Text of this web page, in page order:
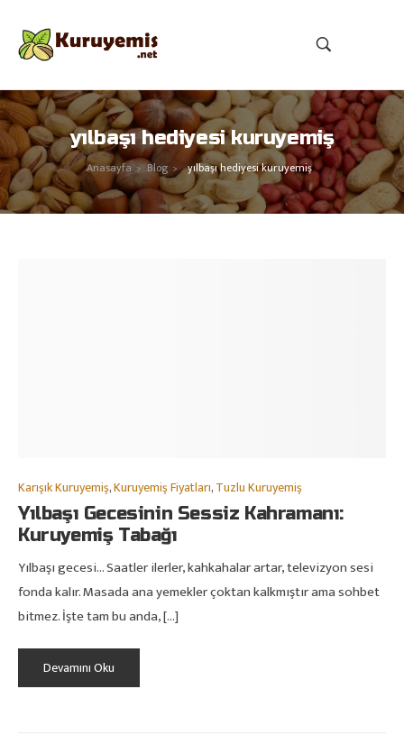
yılbaşı hediyesi kuruyemiş
Anasayfa > Blog > yılbaşı hediyesi kuruyemiş
Karışık Kuruyemiş,Kuruyemiş Fiyatları,Tuzlu Kuruyemiş
Yılbaşı Gecesinin Sessiz Kahramanı:
Kuruyemiş Tabağı
Yılbaşı gecesi… Saatler ilerler, kahkahalar artar, televizyon sesi
fonda kalır. Masada ana yemekler çoktan kalkmıştır ama sohbet
bitmez. İşte tam bu anda, […]
Devamını Oku